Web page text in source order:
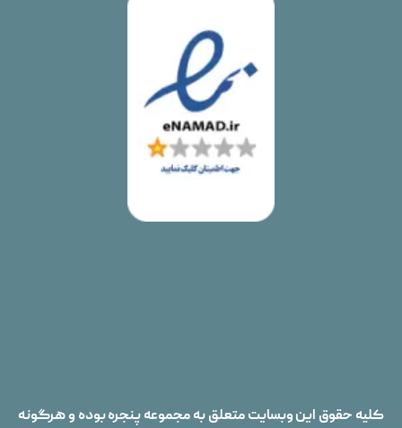
کلیه حقوق این وبسایت متعلق به مجموعه پنجره بوده و هرگونه